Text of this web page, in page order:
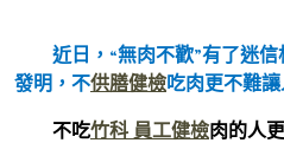
近日，“無肉不歡”有了迷
發明，不供膳健檢吃肉更不難讓
不吃竹科 員工健檢肉的人